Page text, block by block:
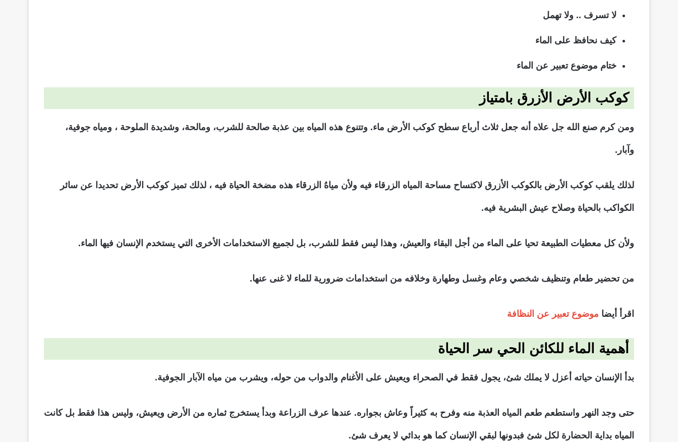
لا تسرف .. ولا تهمل
كيف نحافظ على الماء
ختام موضوع تعبير عن الماء
كوكب الأرض الأزرق بامتياز
ومن كرم صنع الله جل علاه أنه جعل ثلاث أرباع سطح كوكب الأرض ماء. وتتنوع هذه المياه بين عذبة صالحة للشرب، ومالحة، وشديدة الملوحة ، ومياه جوفية،
وآبار.
لذلك يلقب كوكب الأرض بالكوكب الأزرق لاكتساح مساحة المياه الزرقاء فيه ولأن مياهُ الزرقاء هذه مضخة الحياة فيه ، لذلك تميز كوكب الأرض تحديدا عن سائر
الكواكب بالحياة وصلاح عيش البشرية فيه.
ولأن كل معطيات الطبيعة تحيا على الماء من أجل البقاء والعيش، وهذا ليس فقط للشرب، بل لجميع الاستخدامات الأخرى التي يستخدم الإنسان فيها الماء.
من تحضير طعام وتنظيف شخصي وعام وغسل وطهارة وخلافه من استخدامات ضرورية للماء لا غنى عنها.
اقرأ أيضا موضوع تعبير عن النظافة
أهمية الماء للكائن الحي سر الحياة
بدأ الإنسان حياته أعزل لا يملك شئ، يجول فقط في الصحراء ويعيش على الأغنام والدواب من حوله، ويشرب من مياه الآبار الجوفية.
حتى وجد النهر واستطعم طعم المياه العذبة منه وفرح به كثيراً وعاش بجواره. عندها عرف الزراعة وبدأ يستخرج ثماره من الأرض ويعيش، وليس هذا فقط بل كانت
المياه بداية الحضارة لكل شئ فبدونها لبقي الإنسان كما هو بدائي لا يعرف شئ.